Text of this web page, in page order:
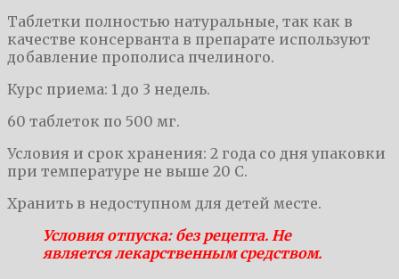
Таблетки полностью натуральные, так как в
качестве консерванта в препарате используют
добавление прополиса пчелиного.
Курс приема: 1 до 3 недель.
60 таблеток по 500 мг.
Условия и срок хранения: 2 года со дня упаковки
при температуре не выше 20 С.
Хранить в недоступном для детей месте.
Условия отпуска: без рецепта. Не
является лекарственным средством.